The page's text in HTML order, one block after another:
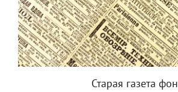
Старая газета фон